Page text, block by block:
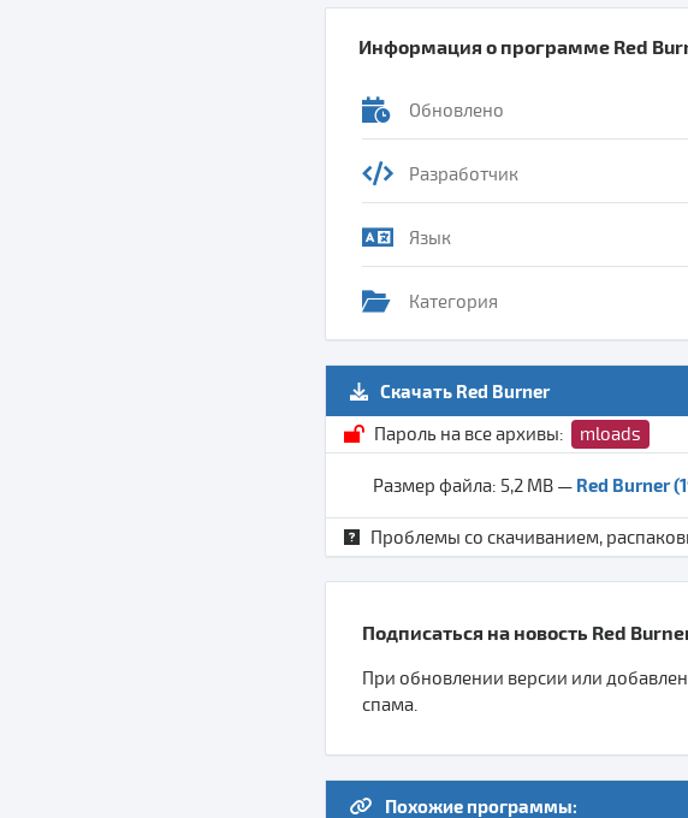
Информация о программе Red
Обновлено
Разработчик
Язык
Категория
Скачать Red Burner
Пароль на все архивы:
mloads
Размер файла: 5,2 MB — Red Burner
Проблемы со скачиванием,
Подписаться на новость Red
При обновлении версии или
спама.
Похожие программы: